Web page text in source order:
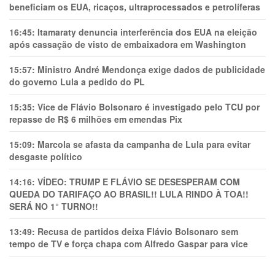
beneficiam os EUA, ricaços, ultraprocessados e petrolíferas
16:45: Itamaraty denuncia interferência dos EUA na eleição
após cassação de visto de embaixadora em Washington
15:57: Ministro André Mendonça exige dados de publicidade
do governo Lula a pedido do PL
15:35: Vice de Flávio Bolsonaro é investigado pelo TCU por
repasse de R$ 6 milhões em emendas Pix
15:09: Marcola se afasta da campanha de Lula para evitar
desgaste político
14:16: VÍDEO: TRUMP E FLÁVIO SE DESESPERAM COM
QUEDA DO TARIFAÇO AO BRASIL!! LULA RINDO À TOA!!
SERÁ NO 1° TURNO!!
13:49: Recusa de partidos deixa Flávio Bolsonaro sem
tempo de TV e força chapa com Alfredo Gaspar para vice